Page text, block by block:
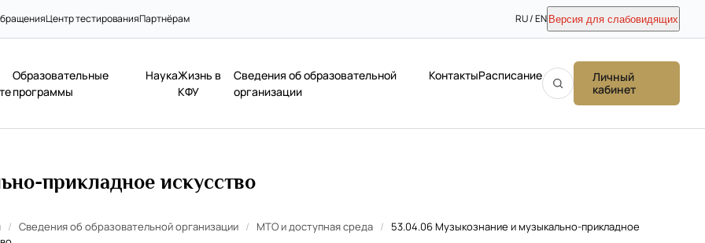
Центр тестированияПартнёрам RU / EN Версия для слабовидящих
Образовательные
программы
НаукаЖизнь в
КФУ
Сведения об образовательной
организации
КонтактыРасписание
Личный
кабинет
прикладное искусство
/ Сведения об образовательной организации / МТО и доступная среда /
53.04.06 Музыкознание и музыкально-прикладное